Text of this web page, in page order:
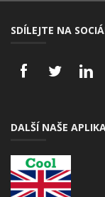
SDÍLEJTE NA
DALŠÍ NAŠE